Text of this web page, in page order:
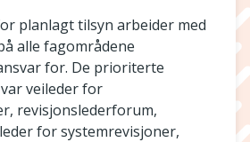
planlagt tilsyn arbeider med
alle fagområdene
for. De prioriterte
veileder for
revisjonslederforum,
for systemrevisjoner,